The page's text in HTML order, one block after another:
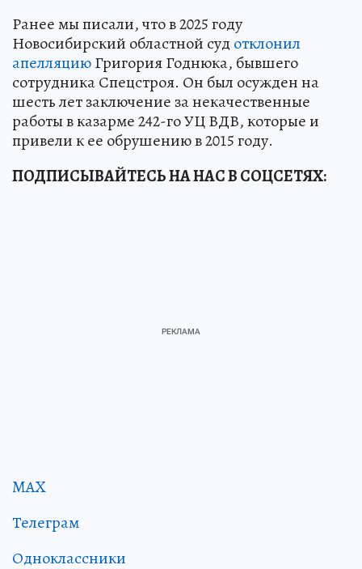
Ранее мы писали, что в 2025 году
Новосибирский областной суд отклонил
апелляциюГригория Годнюка, бывшего
сотрудника Спецстроя. Он был осужден на
шесть лет заключение за некачественные
работы в казарме 242-го УЦ ВДВ, которые и
привели к ее обрушению в 2015 году.
ПОДПИСЫВАЙТЕСЬ НА НАС В СОЦСЕТЯХ:
MAX
Телеграм
Одноклассники